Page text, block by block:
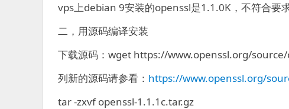
vps上debian 9安装的openssl是1.1.0K，不符合要
二，用源码编译安装
下载源码：wget https://www.openssl.org/
列新的源码请参看： https://www.openssl.org/
tar -zxvf openssl-1.1.1c.tar.gz